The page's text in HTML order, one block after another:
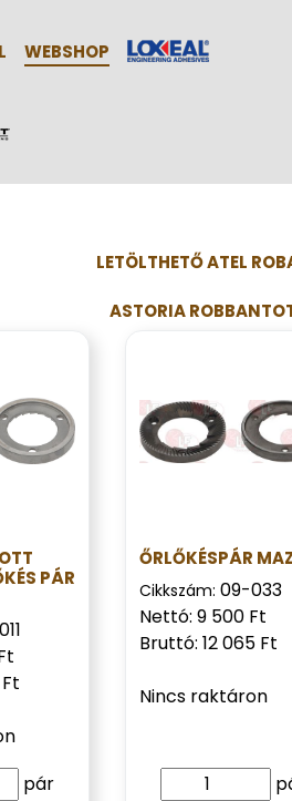
WEBSHOP
LETÖLTHETŐ ATEL
ASTORIA
PÁR
pár
ŐRLŐKÉSPÁR
Cikkszám: 09-033
Nettó: 9 500 Ft
Bruttó: 12 065 Ft
Nincs raktáron